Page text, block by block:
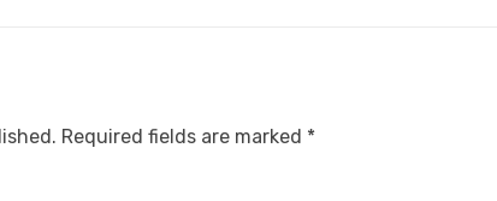
Required fields are marked *